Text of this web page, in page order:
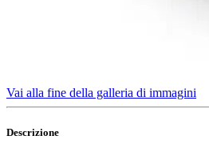
Vai alla fine della galleria di immagini
Descrizione